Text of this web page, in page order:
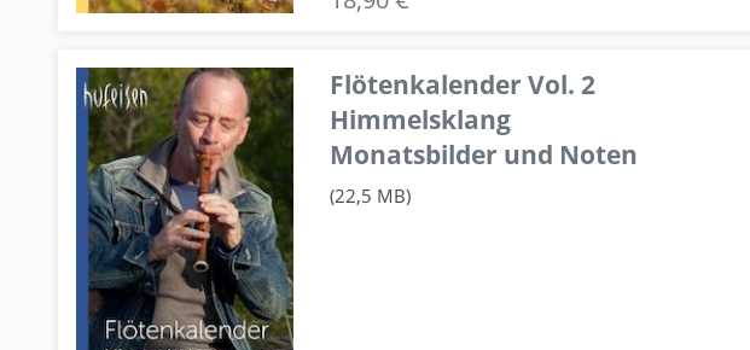
Flötenkalender Vol. 2
Himmelsklang
Monatsbilder und Noten
(22,5 MB)